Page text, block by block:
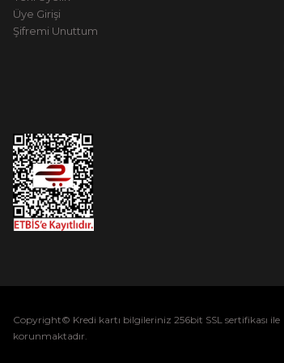
Üye Girişi
Şifremi Unuttum
Copyright© Kredi kartı bilgileriniz 256bit SSL sertifikası ile
korunmaktadır.